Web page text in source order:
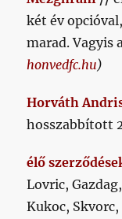
két év
marad. Vagyis
honvedfc.hu)
Horváth
hosszabbított
élő
Lovric,
Kukoc,